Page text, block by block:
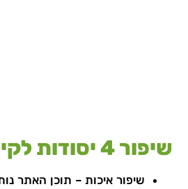
שיפור 4 יסודות לקידום אורגני
שיפור איכות – תוכן האתר